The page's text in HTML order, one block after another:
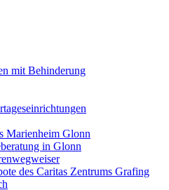
mit Behinderung
Marienheim Glonn
in Glonn
des Caritas Zentrums Grafing